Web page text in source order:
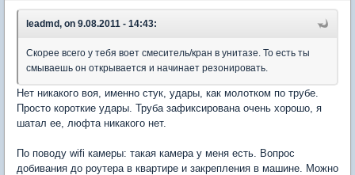
leadmd, on 9.08.2011 - 14:43:
Скорее всего у тебя воет смеситель/кран в унитазе. То есть ты
смываешь он открывается и начинает резонировать.
Нет никакого воя, именно стук, удары, как молотком по трубе.
Просто короткие удары. Труба зафиксирована очень хорошо, я
шатал ее, люфта никакого нет.
По поводу wifi камеры: такая камера у меня есть. Вопрос
добивания до роутера в квартире и закрепления в машине. Можно